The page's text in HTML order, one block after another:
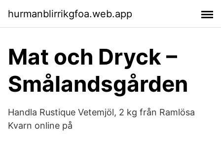
hurmanblirrikgfoa.web.app
Mat och Dryck –
Smålandsgården
Handla Rustique Vetemjöl, 2 kg från Ramlösa
Kvarn online på